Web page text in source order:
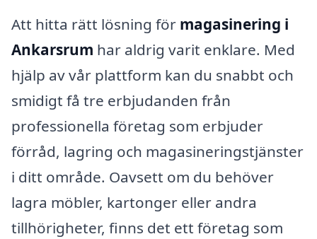
Att hitta rätt lösning för magasinering i
Ankarsrum har aldrig varit enklare. Med
hjälp av vår plattform kan du snabbt och
smidigt få tre erbjudanden från
professionella företag som erbjuder
förråd, lagring och magasineringstjänster
i ditt område. Oavsett om du behöver
lagra möbler, kartonger eller andra
tillhörigheter, finns det ett företag som